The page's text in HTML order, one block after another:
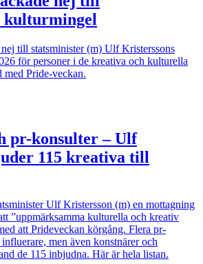
kulturmingel
till statsminister (m) Ulf Kristerssons
för personer i de kreativa och kulturella
med Pride-veckan.
pr-konsulter – Ulf
115 kreativa till
Ulf Kristersson (m) en mottagning
”uppmärksamma kulturella och kreativ
att Prideveckan körgång. Flera pr-
men även konstnärer och
de 115 inbjudna. Här är hela listan.